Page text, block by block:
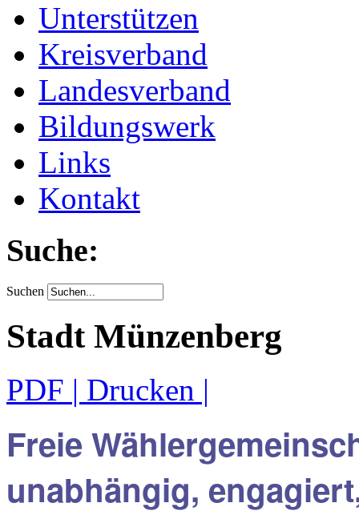
Unterstützen
Kreisverband
Landesverband
Bildungswerk
Links
Kontakt
Suche:
Suchen
Stadt Münzenberg
PDF | Drucken |
Freie
unabhängig,